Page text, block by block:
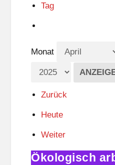
Tag
Monat
Zurück
Heute
Weiter
Ökologisch
Ökologisch